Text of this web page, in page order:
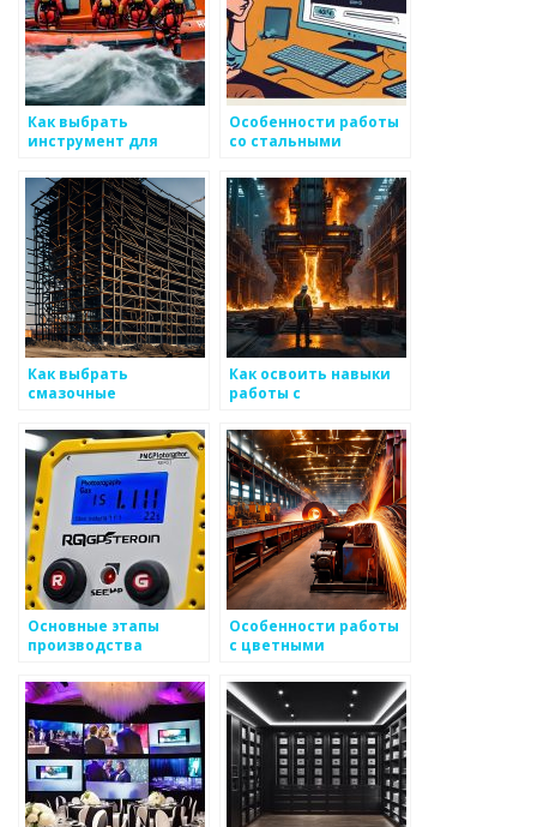
Как выбрать
инструмент для
Особенности работы
со стальными
Как выбрать
смазочные
работы с металлом
Как освоить навыки
работы с
Основные этапы
производства
Особенности работы
с цветными